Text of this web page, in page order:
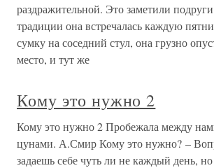
раздражительной. Это заметили
традиции она встречалась каждую
сумку на соседний стул, она грузно
место, и тут же
Кому это нужно 2
Кому это нужно 2 Пробежала между
цунами. А.Смир Кому это нужно? –
задаешь себе чуть ли не каждый день, но